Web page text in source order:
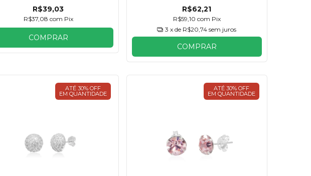
R$39,03
R$37,08 com Pix
COMPRAR
R$62,21
R$59,10 com Pix
3 x de R$20,74 sem juros
COMPRAR
ATÉ 30% OFF
EM QUANTIDADE
ATÉ 30% OFF
EM QUANTIDADE